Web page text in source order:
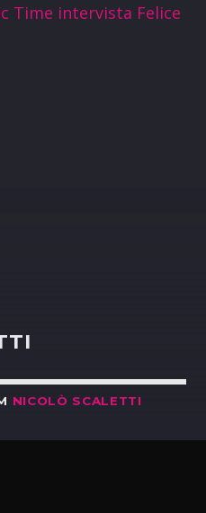
Time intervista Felice
NICOLÒ SCALETTI